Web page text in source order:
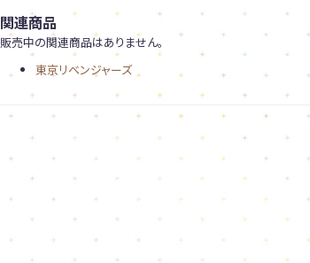
関連商品
販売中の関連商品はありません。
東京リベンジャーズ